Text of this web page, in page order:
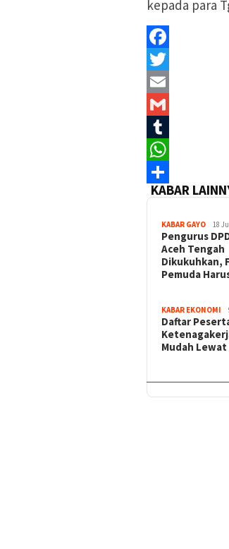
kepada para
Facebook
Twitter
Email
Gmail
Tumblr
WhatsApp
Share
KABAR
KABAR GAYO 18
‎Pengurus
Aceh Tengah
Dikukuhkan,
Pemuda
KABAR EKONOMI
Daftar
Mudah Lewat